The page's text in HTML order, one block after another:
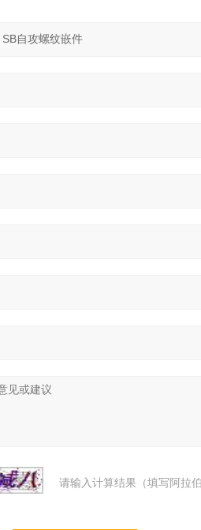
请输入计算结果（填写阿拉